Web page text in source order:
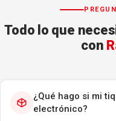
Todo lo que
con
¿Qué hago si mi
electrónico?